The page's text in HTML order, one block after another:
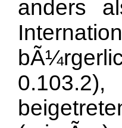
anders